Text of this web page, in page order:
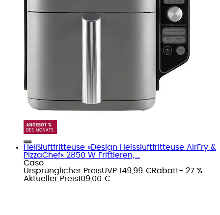
Heißluftfritteuse »Design Heissluftfritteuse AirFry &
PizzaChef« 2850 W Frittieren,...
Caso
Ursprünglicher PreisUVP 149,99 €Rabatt- 27 %
Aktueller Preis109,00 €